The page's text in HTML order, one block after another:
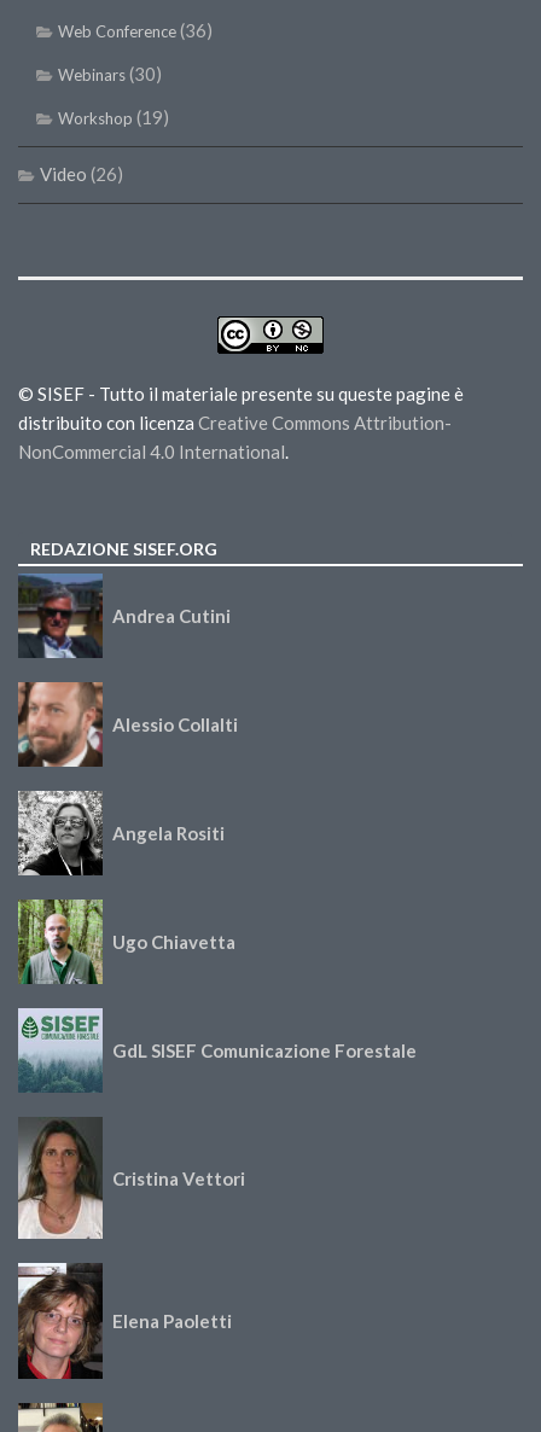
Web Conference(36)
Webinars(30)
Workshop (19)
Video (26)
© SISEF - Tutto il materiale presente su queste pagine è
distribuito con licenza Creative Commons Attribution-
NonCommercial 4.0 International.
REDAZIONE SISEF.ORG
Andrea Cutini
Alessio Collalti
Angela Rositi
Ugo Chiavetta
GdL SISEF Comunicazione Forestale
Cristina Vettori
Elena Paoletti